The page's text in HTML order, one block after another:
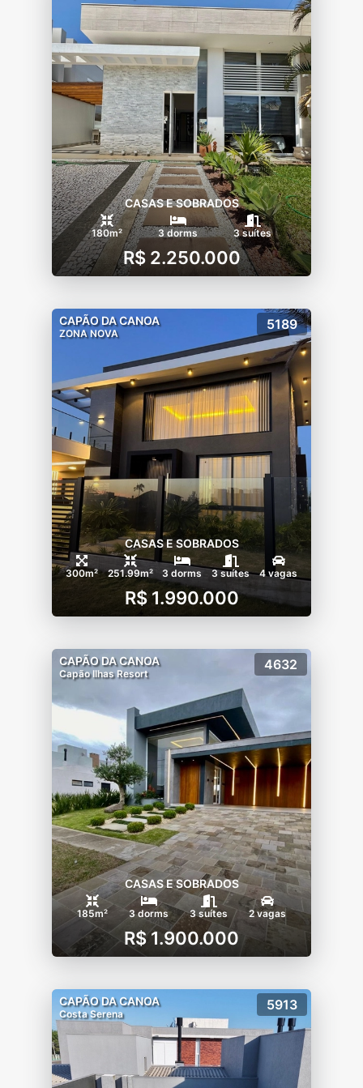
CASAS E SOBRADOS
180m² 3 dorms 3 suítes
R$ 2.250.000
CAPÃO DA CANOA
ZONA NOVA
5189
CASAS E SOBRADOS
300m² 251.99m² 3 dorms 3 suítes 4 vagas
R$ 1.990.000
CAPÃO DA CANOA
Capão Ilhas Resort
4632
CASAS E SOBRADOS
185m² 3 dorms 3 suítes 2 vagas
R$ 1.900.000
CAPÃO DA CANOA
Costa Serena
5913